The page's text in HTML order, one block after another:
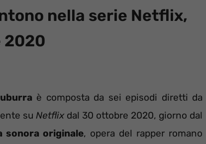
nella serie Netflix,
è composta da sei episodi diretti da
su Netflixdal 30 ottobre 2020, giorno dal
sonora originale, opera del rapper romano